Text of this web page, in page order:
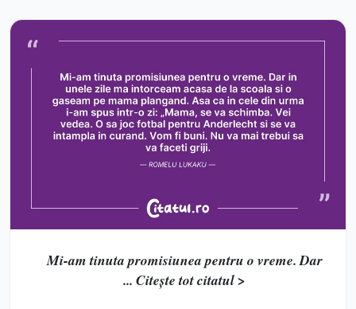
Mi-am tinuta promisiunea pentru o vreme. Dar
... Citește tot citatul >